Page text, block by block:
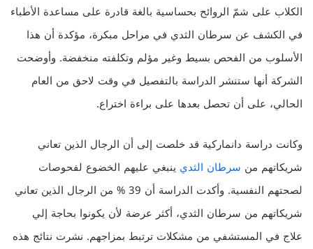
الكلاب على شمّ الروائح بحساسية بالغة قادرة على مساعدة الأطباء
في الكشف عن سرطان الثدي في مراحل مبكرة، مؤكدة أن هذا
الأسلوب من الفحص بسيط وغير مؤلم وتكلفته منخفضة. وأوضحت
الشركة أنها ستنشر الدراسة بالتفصيل في وقت لاحق من العام
الحالي، على أن تحصل بعدها على براءة اختراع.
وكانت دراسة دانماركية قد خلصت إلى أن الرجال الذين تعاني
شريكاتهم من سرطان الثدي ينبغي عليهم الخضوع لفحوصات
لصحتهم النفسية. وأكدت الدراسة أن 39 % من الرجال الذين تعاني
شريكاتهم من سرطان الثدي، أكثر عرضة لأن يكونوا بحاجة إلي
علاج في المستشفي من مشكلات ترتبط بمزاجهم. نشرت نتائج هذه